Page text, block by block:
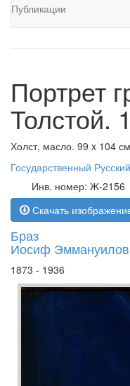
Публикации
Портрет
Толстой.
Холст, масло. 99 x 104 см
Государственный
Инв. номер: Ж-2156
Скачать
Браз
Иосиф
1873 - 1936